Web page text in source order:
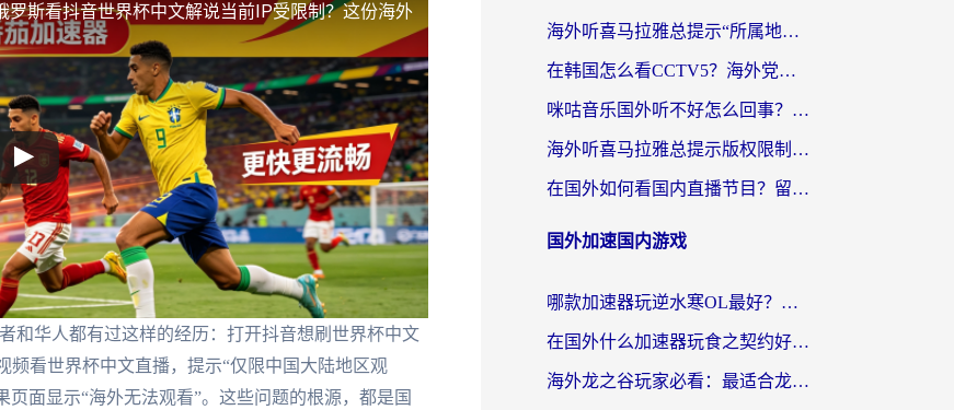
罗斯看抖音世界杯中文解说当前IP受限制？这份海外
和华人都有过这样的经历：打开抖音想刷世界杯中文
频看世界杯中文直播，提示“仅限中国大陆地区观
面显示“海外无法观看”。这些问题的根源，都是国
海外听喜马拉雅总提示“所属地区暂时无版权”？这个限制解除方法亲测有效！
在韩国怎么看CCTV5？海外党体育赛事+中文解说观看终极指南
咪咕音乐国外听不好怎么回事？海外党听歌自由的终极解决方案来了
海外听喜马拉雅总提示版权限制？3步解决+2个音乐平台问题全攻略
在国外如何看国内直播节目？留学生亲测有效的追剧加速指南
国外加速国内游戏
哪款加速器玩逆水寒OL最好？海外党实测后的终极选择指南
在国外什么加速器玩食之契约好用？海外党亲测有效的国服游戏加速指南
海外龙之谷玩家必看：最适合龙之谷的加速器，解决延迟卡顿还能畅玩幻书启示录和梦幻西游？